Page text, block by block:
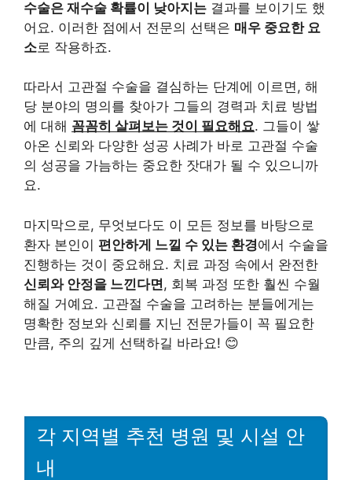
수술은 재수술 확률이 낮아지는 결과를 보이기도 했
어요. 이러한 점에서 전문의 선택은 매우 중요한 요
소로 작용하죠.
따라서 고관절 수술을 결심하는 단계에 이르면, 해
당 분야의 명의를 찾아가 그들의 경력과 치료 방법
에 대해 꼼꼼히 살펴보는 것이 필요해요. 그들이 쌓
아온 신뢰와 다양한 성공 사례가 바로 고관절 수술
의 성공을 가늠하는 중요한 잣대가 될 수 있으니까
요.
마지막으로, 무엇보다도 이 모든 정보를 바탕으로
환자 본인이 편안하게 느낄 수 있는 환경에서 수술을
진행하는 것이 중요해요. 치료 과정 속에서 완전한
신뢰와 안정을 느낀다면, 회복 과정 또한 훨씬 수월
해질 거예요. 고관절 수술을 고려하는 분들에게는
명확한 정보와 신뢰를 지닌 전문가들이 꼭 필요한
만큼, 주의 깊게 선택하길 바라요! 😊
각 지역별 추천 병원 및 시설 안
내